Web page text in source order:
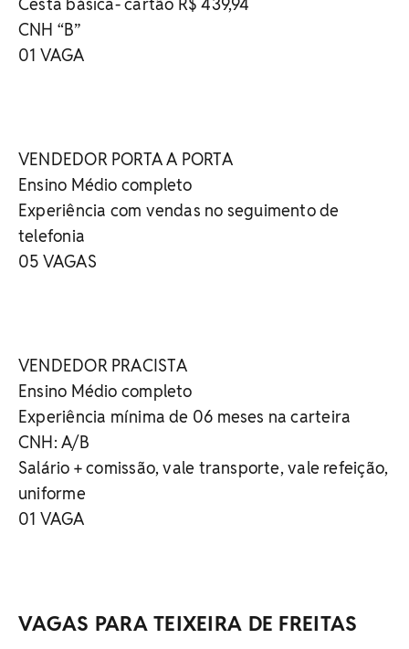
CNH “B”
01 VAGA
VENDEDOR PORTA A PORTA
Ensino Médio completo
Experiência com vendas no seguimento de
telefonia
05 VAGAS
VENDEDOR PRACISTA
Ensino Médio completo
Experiência mínima de 06 meses na carteira
CNH: A/B
Salário + comissão, vale transporte, vale refeição,
uniforme
01 VAGA
VAGAS PARA TEIXEIRA DE FREITAS